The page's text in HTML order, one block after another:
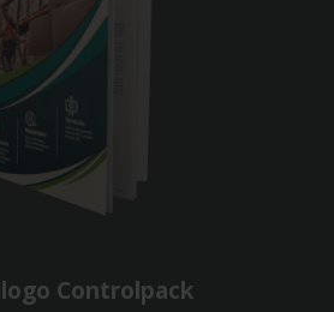
Controlpack